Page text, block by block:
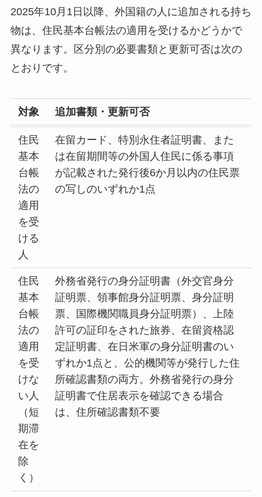
2025年10月1日以降、外国籍の人に追加される持ち
物は、住民基本台帳法の適用を受けるかどうかで
異なります。区分別の必要書類と更新可否は次の
とおりです。
対象 追加書類・更新可否
住民
基本
台帳
法の
適用
を受
ける
人
在留カード、特別永住者証明書、また
は在留期間等の外国人住民に係る事項
が記載された発行後6か月以内の住民票
の写しのいずれか1点
住民
基本
台帳
法の
適用
を受
けな
い人
（短
期滞
在を
除
く）
外務省発行の身分証明書（外交官身分
証明票、領事館身分証明票、身分証明
票、国際機関職員身分証明票）、上陸
許可の証印をされた旅券、在留資格認
定証明書、在日米軍の身分証明書のい
ずれか1点と、公的機関等が発行した住
所確認書類の両方。外務省発行の身分
証明書で住居表示を確認できる場合
は、住所確認書類不要